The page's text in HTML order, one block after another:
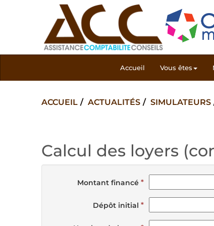
Accueil Vous êtes
ACCUEIL ACTUALITÉS SIMULATEURS
Calcul des loyers
Montant financé
Dépôt initial